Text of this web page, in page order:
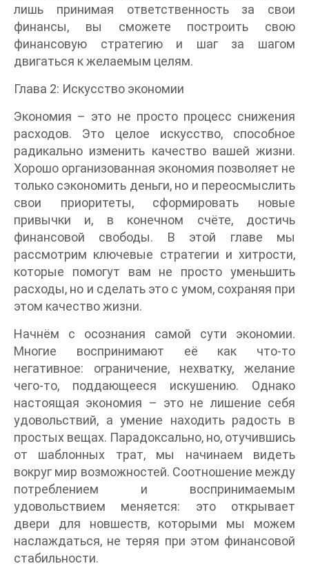
лишь принимая ответственность за свои
финансы, вы сможете построить свою
финансовую стратегию и шаг за шагом
двигаться к желаемым целям.
Глава 2: Искусство экономии
Экономия – это не просто процесс снижения
расходов. Это целое искусство, способное
радикально изменить качество вашей жизни.
Хорошо организованная экономия позволяет не
только сэкономить деньги, но и переосмыслить
свои приоритеты, сформировать новые
привычки и, в конечном счёте, достичь
финансовой свободы. В этой главе мы
рассмотрим ключевые стратегии и хитрости,
которые помогут вам не просто уменьшить
расходы, но и сделать это с умом, сохраняя при
этом качество жизни.
Начнём с осознания самой сути экономии.
Многие воспринимают её как что-то
негативное: ограничение, нехватку, желание
чего-то, поддающееся искушению. Однако
настоящая экономия – это не лишение себя
удовольствий, а умение находить радость в
простых вещах. Парадоксально, но, отучившись
от шаблонных трат, мы начинаем видеть
вокруг мир возможностей. Соотношение между
потреблением и воспринимаемым
удовольствием меняется: это открывает
двери для новшеств, которыми мы можем
наслаждаться, не теряя при этом финансовой
стабильности.